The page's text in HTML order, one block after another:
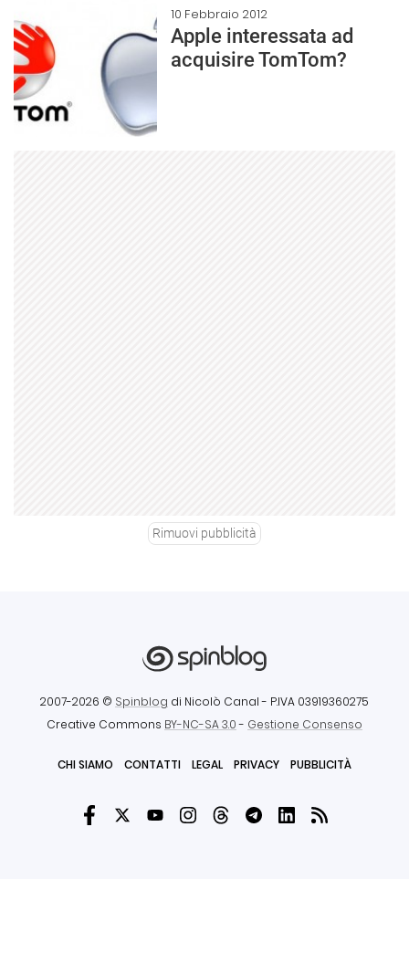
10 Febbraio 2012
Apple interessata ad
acquisire TomTom?
Rimuovi pubblicità
2007-2026 © Spinblog di Nicolò Canal - P.IVA 03919360275
Creative Commons BY-NC-SA 3.0- Gestione Consenso
CHI SIAMO CONTATTI LEGAL PRIVACY PUBBLICITÀ